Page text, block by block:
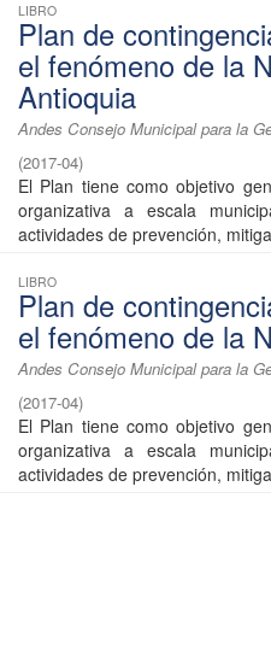
LIBRO
Plan de
el fenómeno de la
Antioquia
Andes Consejo Municipal para la
(2017-04)
El Plan tiene como objetivo
organizativa a escala
actividades de prevención,
LIBRO
Plan de
el fenómeno de la
Andes Consejo Municipal para la
(2017-04)
El Plan tiene como objetivo
organizativa a escala
actividades de prevención,